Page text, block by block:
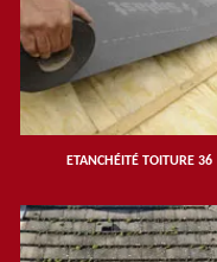
ETANCHÉITÉ TOITURE 36